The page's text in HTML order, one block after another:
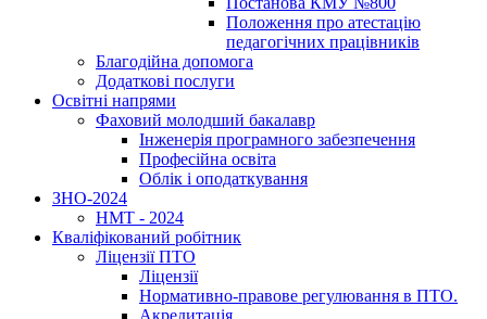
Положення про атестацію
педагогічних працівників
Благодійна допомога
Додаткові послуги
Освітні напрями
Фаховий молодший бакалавр
Інженерія програмного забезпечення
Професійна освіта
Облік і оподаткування
ЗНО-2024
НМТ - 2024
Кваліфікований робітник
Ліцензії ПТО
Ліцензії
Нормативно-правове регулювання в ПТО.